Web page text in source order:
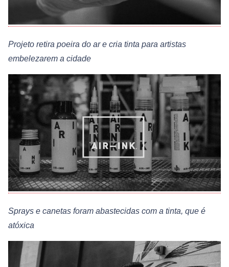
Projeto retira poeira do ar e cria tinta para artistas
embelezarem a cidade
Sprays e canetas foram abastecidas com a tinta, que é
atóxica